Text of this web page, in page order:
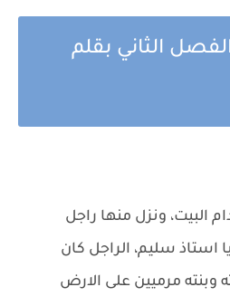
الثاني بقلم
البيت، ونزل منها راجل
استاذ سليم، الراجل كان
مرميين على الارض